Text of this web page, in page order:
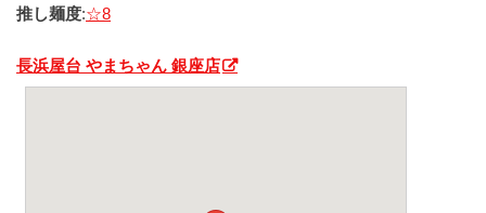
推し麺度:☆8
長浜屋台 やまちゃん 銀座店